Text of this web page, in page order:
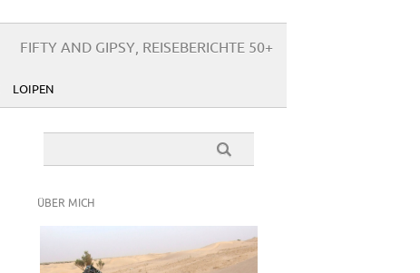
FIFTY AND GIPSY, REISEBERICHTE 50+
LOIPEN
ÜBER MICH